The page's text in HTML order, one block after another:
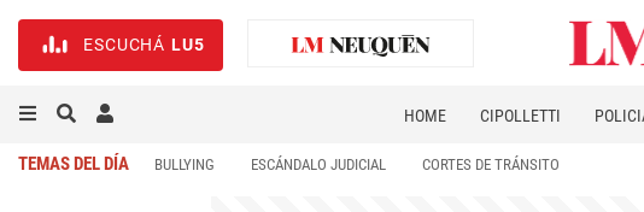
ESCUCHÁ LU5
HOME CIPOLLETTI
TEMAS DEL DÍA BULLYING ESCÁNDALO JUDICIAL CORTES DE TRÁNSITO